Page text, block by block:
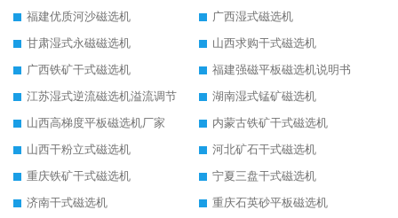
福建优质河沙磁选机
广西湿式磁选机
甘肃湿式永磁磁选机
山西求购干式磁选机
广西铁矿干式磁选机
福建强磁平板磁选机说明书
江苏湿式逆流磁选机溢流调节
湖南湿式锰矿磁选机
山西高梯度平板磁选机厂家
内蒙古铁矿干式磁选机
山西干粉立式磁选机
河北矿石干式磁选机
重庆铁矿干式磁选机
宁夏三盘干式磁选机
济南干式磁选机
重庆石英砂平板磁选机